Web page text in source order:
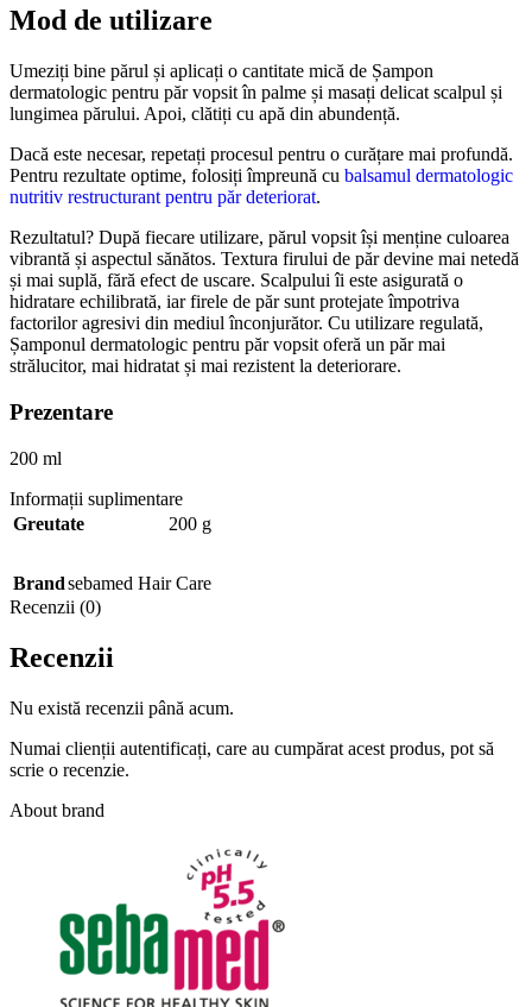
Mod de utilizare
Umeziți bine părul și aplicați o cantitate mică de Șampon
dermatologic pentru păr vopsit în palme și masați delicat scalpul și
lungimea părului. Apoi, clătiți cu apă din abundență.
Dacă este necesar, repetați procesul pentru o curățare mai profundă.
Pentru rezultate optime, folosiți împreună cu balsamul dermatologic
nutritiv restructurant pentru păr deteriorat.
Rezultatul? După fiecare utilizare, părul vopsit își menține culoarea
vibrantă și aspectul sănătos. Textura firului de păr devine mai netedă
și mai suplă, fără efect de uscare. Scalpului îi este asigurată o
hidratare echilibrată, iar firele de păr sunt protejate împotriva
factorilor agresivi din mediul înconjurător. Cu utilizare regulată,
Șamponul dermatologic pentru păr vopsit oferă un păr mai
strălucitor, mai hidratat și mai rezistent la deteriorare.
Prezentare
200 ml
Informații suplimentare
Greutate
200 g
Brandsebamed Hair Care
Recenzii (0)
Recenzii
Nu există recenzii până acum.
Numai clienții autentificați, care au cumpărat acest produs, pot să
scrie o recenzie.
About brand